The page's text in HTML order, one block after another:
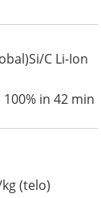
C Li-Ion
in 42 min
(telo)